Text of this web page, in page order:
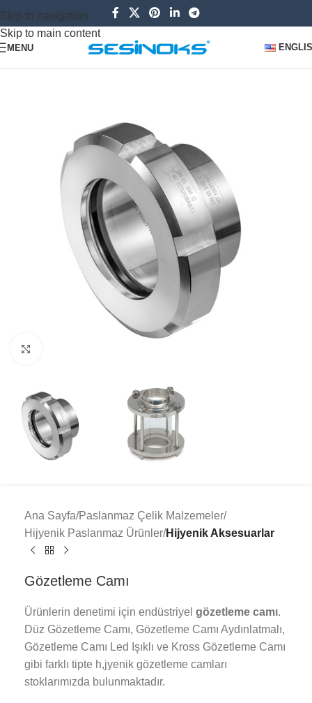
Skip to navigation
Skip to main content
MENU
Ana Sayfa Paslanmaz Çelik Malzemeler
Hijyenik Paslanmaz Ürünler Hijyenik Aksesuarlar
Gözetleme Camı
Ürünlerin denetimi için endüstriyel gözetleme camı.
Düz Gözetleme Camı, Gözetleme Camı Aydınlatmalı,
Gözetleme Camı Led Işıklı ve Kross Gözetleme Camı
gibi farklı tipte h,jyenik gözetleme camları
stoklarımızda bulunmaktadır.